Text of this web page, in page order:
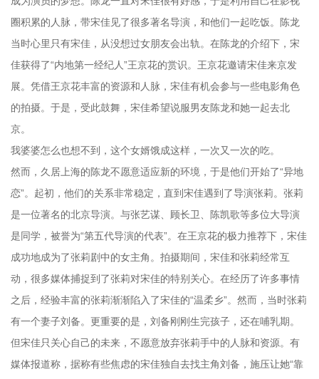
圈积累的人脉，带宋佳见了很多著名导演，和他们一起吃饭。陈龙
当时心里只有宋佳，从没想过女朋友会出轨。在陈龙的介绍下，宋
佳获得了“内地第一经纪人”王京花的赏识。王京花邀请宋佳来京发
展。凭借王京花丰富的资源和人脉，宋佳有机会参与一些电影角色
的拍摄。于是，受此鼓舞，宋佳希望说服男友陈龙和她一起去北
京。
我婆婆怎么也想不到，这个女婿饿成这样，一次又一次的吃。
然而，久居上海的陈龙不愿意适应新的环境，于是他们开始了“异地
恋”。起初，他们的关系非常稳定，直到宋佳遇到了导演张莉。张莉
是一位著名的北京导演。与张艺谋、顾长卫、陈凯歌等多位大导演
是同学，被誉为“第五代导演的代表”。在王京花的极力推荐下，宋佳
成功地成为了张莉剧中的女主角。拍摄期间，宋佳和张莉经常互
动，很多媒体捕捉到了张莉对宋佳的特别关心。在经历了许多事情
之后，经验丰富的张莉渐渐陷入了宋佳的“温柔乡”。然而，当时张莉
有一个妻子刘备。更重要的是，刘备刚刚生完孩子，还在哺乳期。
但宋佳只关心自己的未来，不愿意放弃张莉手中的人脉和资源。有
媒体报道称，据称有些焦虑的宋佳独自去找主角刘备，施压让她“靠